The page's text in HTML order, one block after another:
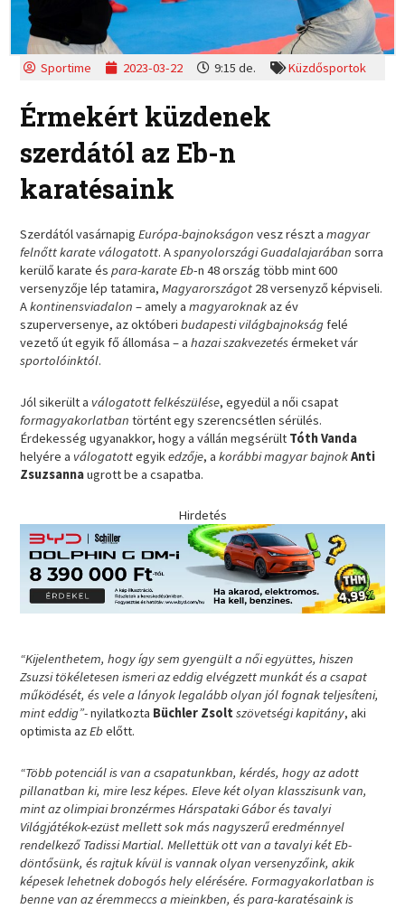
Sportime 2023-03-22 9:15 de. Küzdősportok
Érmekért küzdenek
szerdától az Eb-n
karatésaink
Szerdától vasárnapigEurópa-bajnokságon vesz részt amagyar
felnőtt karate válogatott. Aspanyolországi Guadalajarában sorra
kerülő karate éspara-karate Eb-n 48 ország több mint 600
versenyzője lép tatamira,Magyarországot 28 versenyző képviseli.
Akontinensviadalon– amely amagyaroknakaz év
szuperversenye, az októberibudapesti világbajnokságfelé
vezető út egyik fő állomása – ahazai szakvezetésérmeket vár
sportolóinktól.
Jól sikerült a válogatott felkészülése, egyedül a női csapat
formagyakorlatbantörtént egy szerencsétlen sérülés.
Érdekesség ugyanakkor, hogy a vállán megsérült Tóth Vanda
helyére a válogatottegyikedzője, akorábbi magyar bajnokAnti
Zsuzsannaugrott be a csapatba.
Hirdetés
“Kijelenthetem, hogy így sem gyengült a női együttes, hiszen
Zsuzsi tökéletesen ismeri az eddig elvégzett munkát és a csapat
működését, és vele a lányok legalább olyan jól fognak teljesíteni,
mint eddig”-nyilatkozta Büchler Zsolt szövetségi kapitány, aki
optimista azEbelőtt.
“Több potenciál is van a csapatunkban, kérdés, hogy az adott
pillanatban ki, mire lesz képes. Eleve két olyan klasszisunk van,
mint az olimpiai bronzérmes Hárspataki Gábor és tavalyi
Világjátékok-ezüst mellett sok más nagyszerű eredménnyel
rendelkező Tadissi Martial. Mellettük ott van a tavalyi két Eb-
döntősünk, és rajtuk kívül is vannak olyan versenyzőink, akik
képesek lehetnek dobogós hely elérésére. Formagyakorlatban is
benne van az éremmeccs a mieinkben, és para-karatésaink is